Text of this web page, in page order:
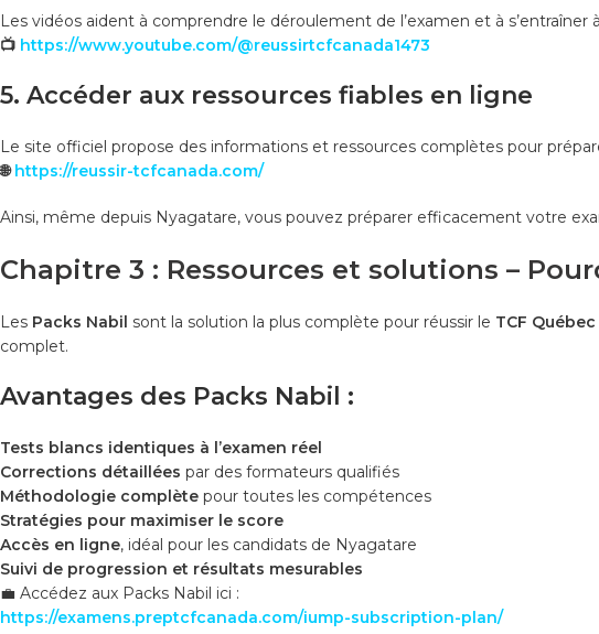
Les vidéos aident à comprendre le déroulement de l’examen et à s’entraîner à
📺 https://www.youtube.com/@reussirtcfcanada1473
5. Accéder aux ressources fiables en ligne
Le site officiel propose des informations et ressources complètes pour
🌐 https://reussir-tcfcanada.com/
Ainsi, même depuis Nyagatare, vous pouvez préparer efficacement votre
Chapitre 3 : Ressources et solutions –
Les Packs Nabil sont la solution la plus complète pour réussir le TCF Québec
complet.
Avantages des Packs Nabil :
Tests blancs identiques à l’examen réel
Corrections détaillées par des formateurs qualifiés
Méthodologie complète pour toutes les compétences
Stratégies pour maximiser le score
Accès en ligne, idéal pour les candidats de Nyagatare
Suivi de progression et résultats mesurables
💼 Accédez aux Packs Nabil ici :
https://examens.preptcfcanada.com/iump-subscription-plan/